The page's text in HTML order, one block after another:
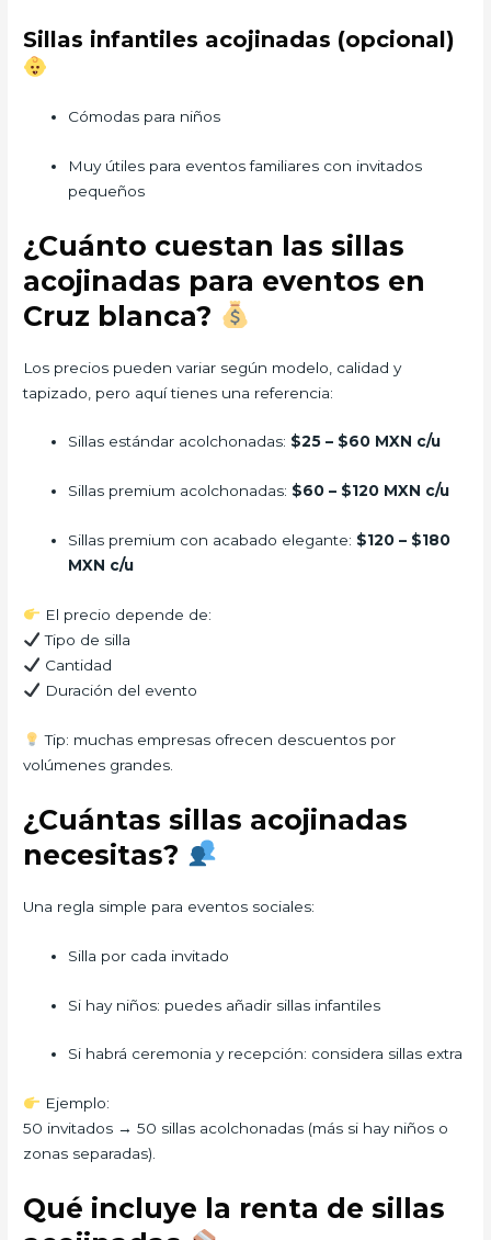
Sillas infantiles acojinadas (opcional)
Cómodas para niños
Muy útiles para eventos familiares con invitados
pequeños
¿Cuánto cuestan las sillas
acojinadas para eventos en
Cruz blanca?
Los precios pueden variar según modelo, calidad y
tapizado, pero aquí tienes una referencia:
Sillas estándar acolchonadas: $25 – $60 MXN c/u
Sillas premium acolchonadas: $60 – $120 MXN c/u
Sillas premium con acabado elegante: $120 – $180
MXN c/u
El precio depende de:
Tipo de silla
Cantidad
Duración del evento
Tip: muchas empresas ofrecen descuentos por
volúmenes grandes.
¿Cuántas sillas acojinadas
necesitas?
Una regla simple para eventos sociales:
Silla por cada invitado
Si hay niños: puedes añadir sillas infantiles
Si habrá ceremonia y recepción: considera sillas extra
Ejemplo:
50 invitados → 50 sillas acolchonadas (más si hay niños o
zonas separadas).
Qué incluye la renta de sillas